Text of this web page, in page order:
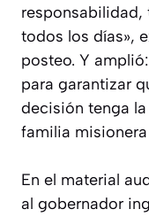
responsabilidad,
todos los días»,
posteo. Y
para garantizar
decisión tenga
familia misionera
En el material
al gobernador